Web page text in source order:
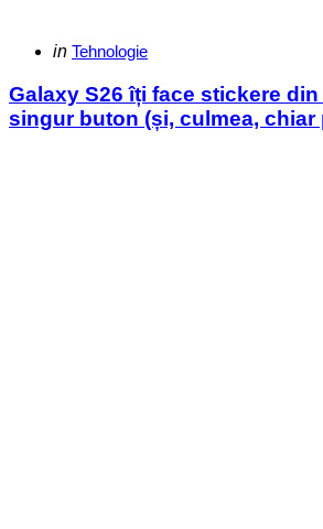
Categories
Posted
in Tehnologie
Galaxy S26 îți face stickere
singur buton (și, culmea, chiar